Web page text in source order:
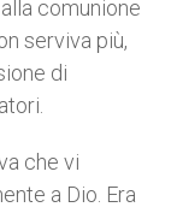
comunione
serviva più,
di
che vi
a Dio. Era